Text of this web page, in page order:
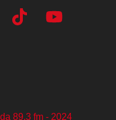
89.3 fm - 2024